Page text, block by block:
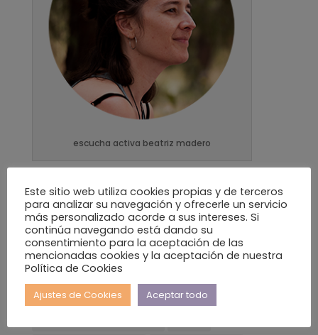
escucha activa beatriz madero
Etiquetas
2024 2025 bea madero
Beatriz Madero
Carl Rogers
emociones escucha activa
grupo febrero escucha activa
taller
taller escucha activa
Este sitio web utiliza cookies propias y de terceros
para analizar su navegación y ofrecerle un servicio
más personalizado acorde a sus intereses. Si
continúa navegando está dando su
consentimiento para la aceptación de las
mencionadas cookies y la aceptación de nuestra
Política de Cookies
Ajustes de Cookies Aceptar todo